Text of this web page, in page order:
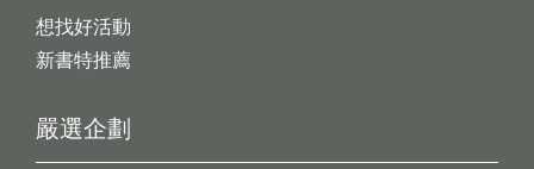
想找好活動
新書特推薦
嚴選企劃